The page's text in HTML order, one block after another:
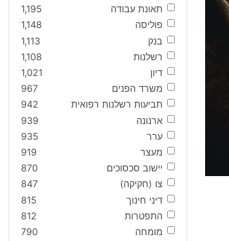
תאונת עבודה
1,195
פוליסה
1,148
בנק
1,113
רשלנות
1,108
דיון
1,021
משרד הפנים
967
תביעות רשלנות רפואית
942
ארנונה
939
ערר
935
מעצר
919
יישוב סכסוכים
870
צו (חקיקה)
847
דיני חינוך
815
התפטרות
812
מומחה
790